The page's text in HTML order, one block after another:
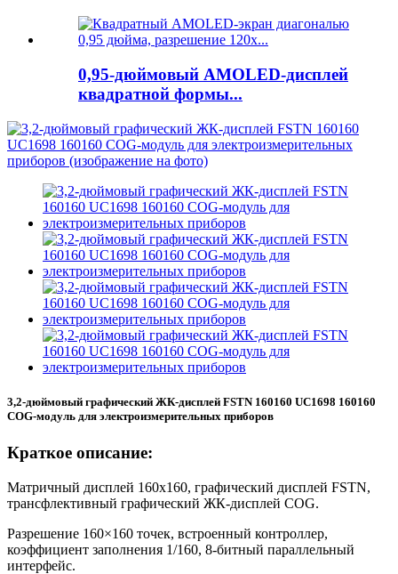
0,95-дюймовый AMOLED-дисплей
квадратной формы...
3,2-дюймовый графический ЖК-дисплей FSTN 160160 UC1698 160160
COG-модуль для электроизмерительных приборов
Краткое описание:
Матричный дисплей 160x160, графический дисплей FSTN,
трансфлективный графический ЖК-дисплей COG.
Разрешение 160×160 точек, встроенный контроллер,
коэффициент заполнения 1/160, 8-битный параллельный
интерфейс.